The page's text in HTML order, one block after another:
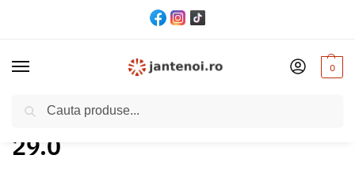
0
Acasă Produs ET / 29.0
29.0